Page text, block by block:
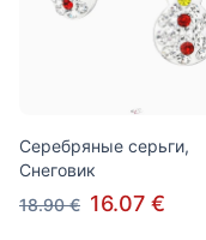
Серебряные серьги,
Снеговик
18.90 € 16.07 €